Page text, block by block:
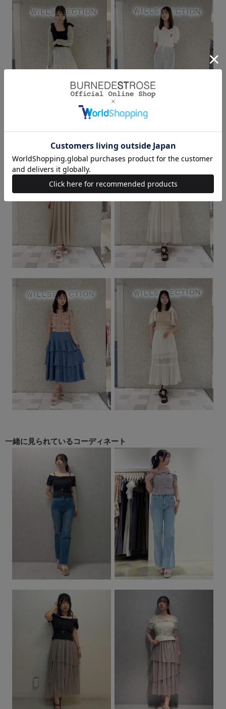
一緒に見られているコーディネート